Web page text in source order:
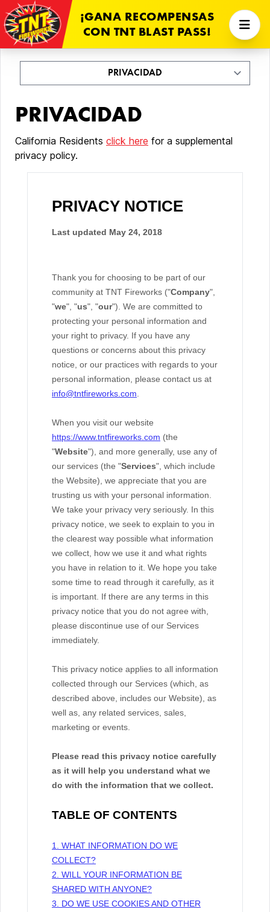
¡GANA RECOMPENSAS
CON TNT BLAST PASS!
PRIVACIDAD
California Residents click here for a supplemental
privacy policy.